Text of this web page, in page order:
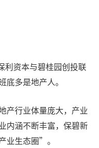
利资本与碧桂园创投联
多是地产人。
产行业体量庞大，产业
内涵不断丰富，保碧新
业生态圈”。